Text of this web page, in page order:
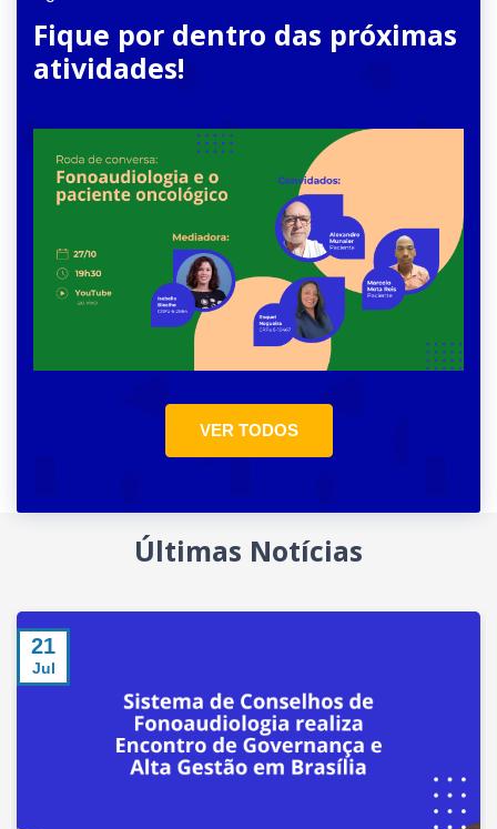
Fique por dentro das próximas
atividades!
VER TODOS
Últimas Notícias
21
Jul